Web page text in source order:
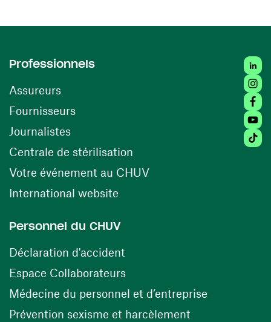
Professionnels
Assureurs
Fournisseurs(opens in a new window)
Journalistes
Centrale de stérilisation (opens in a new window)
Votre événement au CHUV(opens in a new
International website
Personnel du CHUV
Déclaration d'accident
Espace Collaborateurs(opens in a new window)
Médecine du personnel et d’entreprise
Prévention sexisme et harcèlement